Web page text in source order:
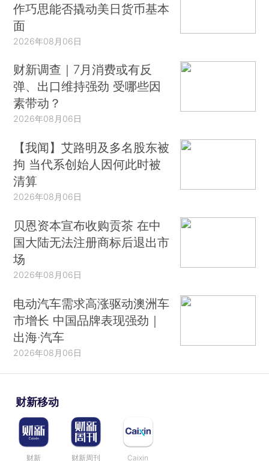
作巧思能否撬动美日货币基本
面
2026年08月06日
财新调查｜7月消费或有反
弹、出口维持强劲 受哪些因
素带动？
2026年08月06日
【我闻】艾路明及多名股东被
拘 当代系创始人因何此时被
清算
2026年08月06日
贝恩资本宣布收购贡茶 在中
国大陆无法注册商标后退出市
场
2026年08月06日
电动汽车需求高涨驱动澳洲车
市增长 中国品牌表现强劲｜
出海·汽车
2026年08月06日
财新移动
财新 财新周刊 Caixin